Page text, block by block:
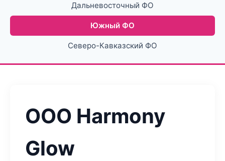
Дальневосточный ФО
Южный ФО
Северо-Кавказский ФО
ООО Harmony
Glow